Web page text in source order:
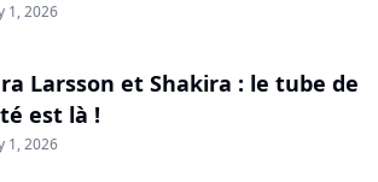
1, 2026
Larsson et Shakira : le tube de
est là !
1, 2026